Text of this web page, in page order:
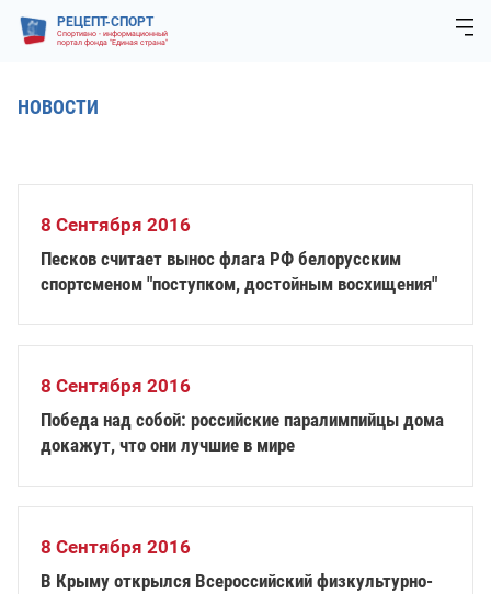
РЕЦЕПТ-СПОРТ
Спортивно - информационный
портал фонда "Единая страна"
НОВОСТИ
8 Сентября 2016
Песков считает вынос флага РФ белорусским
спортсменом "поступком, достойным восхищения"
8 Сентября 2016
Победа над собой: российские паралимпийцы дома
докажут, что они лучшие в мире
8 Сентября 2016
В Крыму открылся Всероссийский физкультурно-